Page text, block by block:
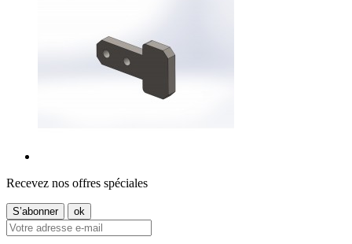
Recevez nos offres spéciales